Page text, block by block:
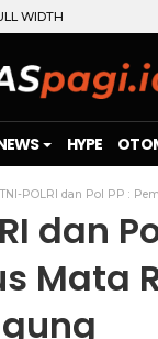
WIDTH
HYPE
TNI-POLRI dan Pol PP :
dan
Mata